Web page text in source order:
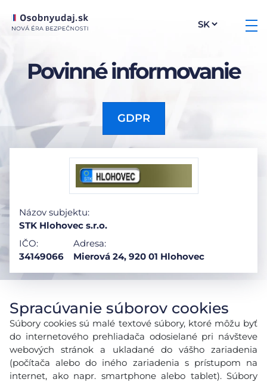
Povinné informovanie
GDPR
Názov subjektu:
STK Hlohovec s.r.o.
IČO:
34149066
Adresa:
Mierová 24, 920 01 Hlohovec
Spracúvanie súborov cookies
Súbory cookies sú malé textové súbory, ktoré môžu byť
do internetového prehliadača odosielané pri návšteve
webových stránok a ukladané do vášho zariadenia
(počítača alebo do iného zariadenia s prístupom na
internet, ako napr. smartphone alebo tablet). Súbory